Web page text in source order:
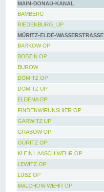
MAIN-DONAU-KANAL
BAMBERG
RIEDENBURG_UP
MÜRITZ-ELDE-WASSERSTRASSE
BARKOW OP
BOBZIN OP
BUROW
DÖMITZ OP
DÖMITZ UP
ELDENA OP
FINDENWIRUNSHIER OP
GARWITZ UP
GRABOW OP
GÜRITZ OP
KLEIN LAASCH WEHR OP
LEWITZ OP
LÜBZ OP
MALCHOW WEHR OP